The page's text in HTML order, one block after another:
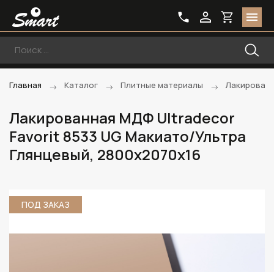
Главная Каталог Плитные материалы
Лакированная МДФ Ultradecor
Favorit 8533 UG Макиато/Ультра
Глянцевый, 2800х2070х16
ПОД ЗАКАЗ